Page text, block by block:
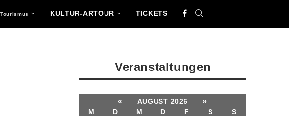
Tourismus KULTUR-ARTOUR TICKETS
Veranstaltungen
« AUGUST 2026 »
M D M D F S S